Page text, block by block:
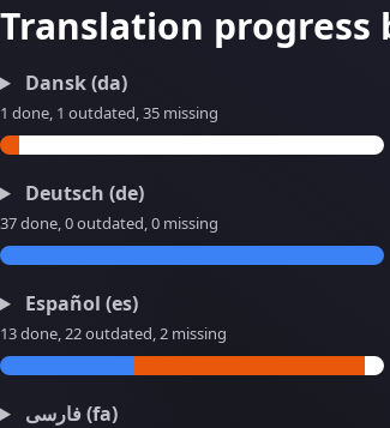
Translation progress
Dansk (da)
1 done, 1 outdated, 35 missing
Deutsch (de)
37 done, 0 outdated, 0 missing
Español (es)
13 done, 22 outdated, 2 missing
فارسی (fa)